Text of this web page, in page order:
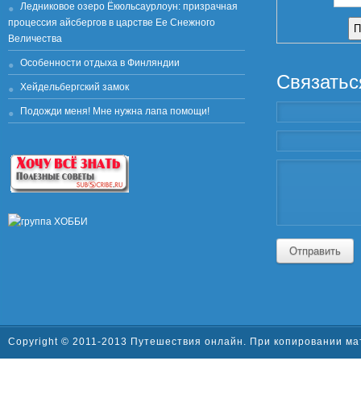
Ледниковое озеро Ёкюльсаурлоун: призрачная
процессия айсбергов в царстве Ее Снежного
Величества
Особенности отдыха в Финляндии
Хейдельбергский замок
Подожди меня! Мне нужна лапа помощи!
Отправить
Copyright © 2011-2013 Путешествия онлайн. При копировании